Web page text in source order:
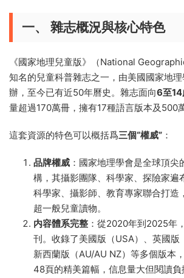
一、 雜志概況與核心特色
《國家地理兒童版》（National
知名的兒童科普雜志之一，由美國國家地
辦，至今已有近50年曆史。雜志面向6至14
量超過170萬冊，擁有17種語言版本及500
這套資源的特色可以概括爲三個“權威” ：
品牌權威 ：國家地理學會是全球頂
構，其攝影團隊、科學家、探險家遍
科學家、攝影師、教育專家聯合打造
超一般兒童讀物。
内容體系完整 ：從2020年到2025年
刊。收錄了美國版（USA）、英國版
新西蘭版（AU/AU NZ）等多個版本
48頁的精美篇幅，信息量大但閱讀負